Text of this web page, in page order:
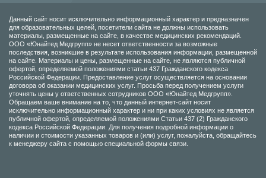
Данный сайт носит исключительно информационный характер и предназначен
для образовательных целей, посетители сайта не должны использовать
материалы, размещенные на сайте, в качестве медицинских рекомендаций.
ООО «Юнайтед Медгрупп» не несет ответственности за возможные
последствия, возникшие в результате использования информации, размещенной
на сайте. Материалы и цены, размещенные на сайте, не являются публичной
офертой, определяемой положениями статьи 437 Гражданского кодекса
Российской Федерации. Предоставление услуг осуществляется на основании
договора об оказании медицинских услуг. Просьба перед получением услуги
уточнять цены у ответственных сотрудников ООО «Юнайтед Медгрупп».
Обращаем ваше внимание на то, что данный интернет-сайт носит
исключительно информационный характер и ни при каких условиях не является
публичной офертой, определяемой положениями Статьи 437 (2) Гражданского
кодекса Российской Федерации. Для получения подробной информации о
наличии и стоимости указанных товаров и (или) услуг, пожалуйста, обращайтесь
к менеджеру сайта с помощью специальной формы связи.